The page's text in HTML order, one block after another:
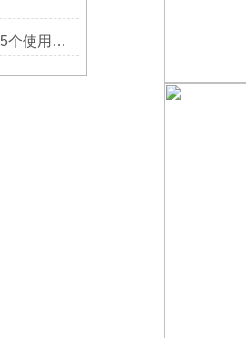
石油管道通过指示器的5个使用说明